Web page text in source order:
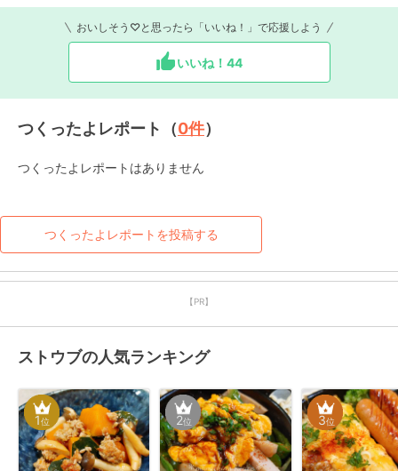
おいしそう♡と思ったら「いいね！」で応援しよう
いいね！ 44
つくったよレポート（0件）
つくったよレポートはありません
つくったよレポートを投稿する
【PR】
ストウブの人気ランキング
1位 2位 3位